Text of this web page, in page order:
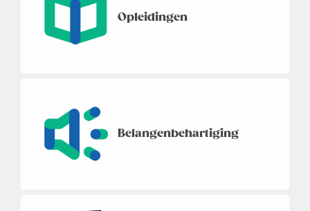
Opleidingen
Belangenbehartiging